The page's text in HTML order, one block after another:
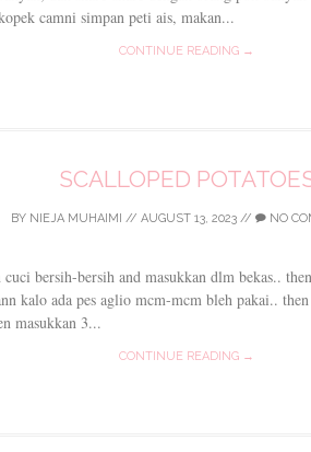
camni simpan peti ais, makan...
CONTINUE READING →
SCALLOPED
BY NIEJA MUHAIMI // AUGUST 13, 2023 // NO
bersih-bersih and masukkan dlm bekas..
kalo ada pes aglio mcm-mcm bleh pakai..
masukkan 3...
CONTINUE READING →